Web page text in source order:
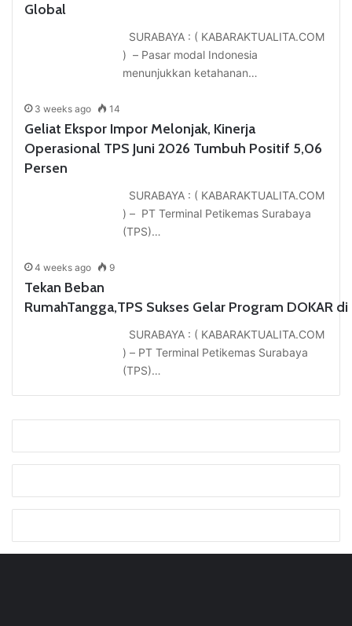
Global
SURABAYA : ( KABARAKTUALITA.COM
) – Pasar modal Indonesia
menunjukkan ketahanan…
3 weeks ago 14
Geliat Ekspor Impor Melonjak, Kinerja
Operasional TPS Juni 2026 Tumbuh Positif 5,06
Persen
SURABAYA : ( KABARAKTUALITA.COM
) – PT Terminal Petikemas Surabaya
(TPS)…
4 weeks ago 9
Tekan Beban
RumahTangga,TPS Sukses Gelar Program DOKAR
SURABAYA : ( KABARAKTUALITA.COM
) – PT Terminal Petikemas Surabaya
(TPS)…